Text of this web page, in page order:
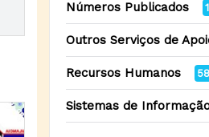
Números Publicados
Outros Serviços de
Recursos Humanos 58
Sistemas de